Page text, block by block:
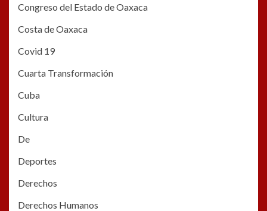
Congreso del Estado de Oaxaca
Costa de Oaxaca
Covid 19
Cuarta Transformación
Cuba
Cultura
De
Deportes
Derechos
Derechos Humanos